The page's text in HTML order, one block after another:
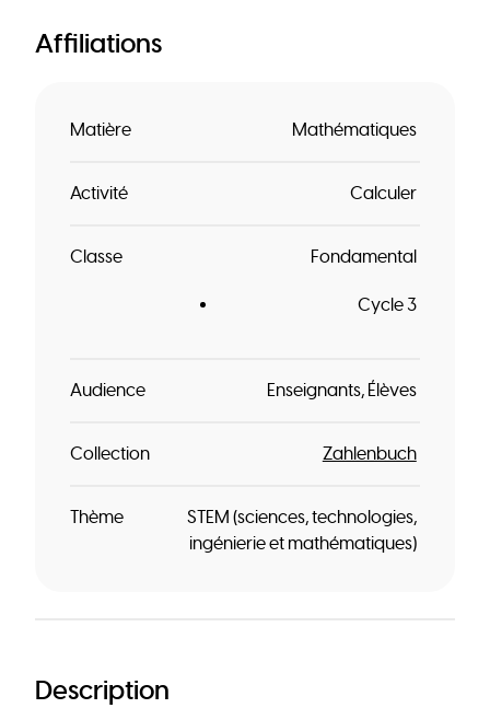
Affiliations
Matière Mathématiques
Activité Calculer
Classe Fondamental
Cycle 3
Audience Enseignants Élèves
Collection Zahlenbuch
Thème
STEM (sciences, technologies,
ingénierie et mathématiques)
Description